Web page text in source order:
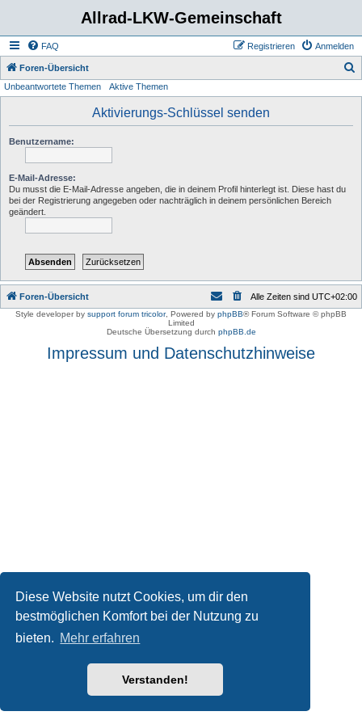
Diese Website nutzt Cookies, um dir den
bestmöglichen Komfort bei der Nutzung zu
bieten. Mehr erfahren
Verstanden!
Allrad-LKW-Gemeinschaft
FAQ Anmelden
Registrieren
Foren-Übersicht
Unbeantwortete Themen Aktive Themen
Aktivierungs-Schlüssel senden
Benutzername:
E-Mail-Adresse:
Du musst die E-Mail-Adresse angeben, die in deinem Profil hinterlegt ist. Diese hast du
bei der Registrierung angegeben oder nachträglich in deinem persönlichen Bereich
geändert.
Foren-Übersicht Alle Zeiten sind UTC+02:00
Style developer by support forum tricolor, Powered by phpBB® Forum Software © phpBB
Limited
Deutsche Übersetzung durch phpBB.de
Impressum und Datenschutzhinweise